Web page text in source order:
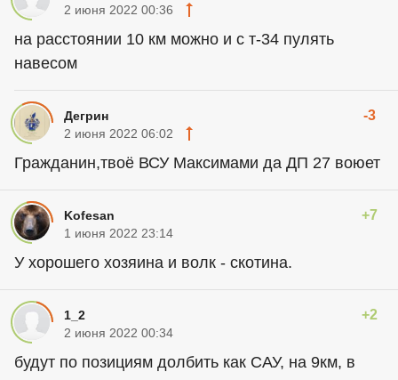
2 июня 2022 00:36
на расстоянии 10 км можно и с т-34 пулять
навесом
Дегрин -3
2 июня 2022 06:02
Гражданин,твоё ВСУ Максимами да ДП 27 воюет
Kofesan +7
1 июня 2022 23:14
У хорошего хозяина и волк - скотина.
1_2 +2
2 июня 2022 00:34
будут по позициям долбить как САУ, на 9км, в